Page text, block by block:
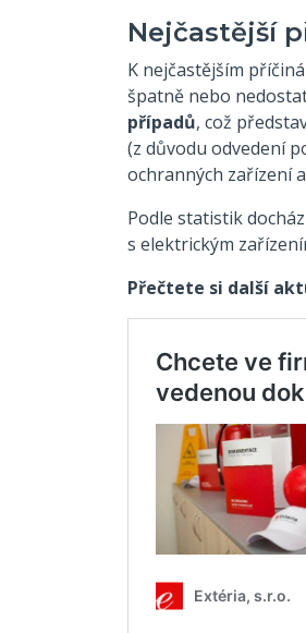
Nejčastější
K nejčastějším
špatně nebo
případů, což
(z důvodu odvedení
ochranných zařízení
Podle statistik
s elektrickým
Přečtete si další